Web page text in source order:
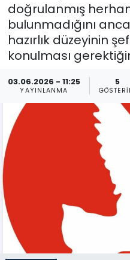
doğrulanmış
bulunmadığını
hazırlık düzeyinin
konulması
03.06.2026 - 11:25
YAYINLANMA
5
Gündem
KKTC
KKTC YEREL
Kültür Sanat
Nöbetçi Eczaneler
Otomobil Dünyası